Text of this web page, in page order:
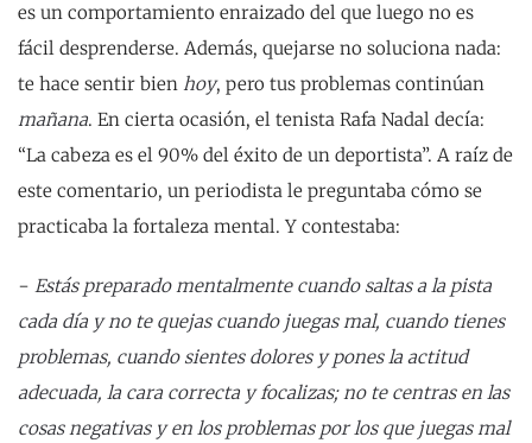
es un comportamiento enraizado del que luego no es
fácil desprenderse. Además, quejarse no soluciona nada:
te hace sentir bien hoy, pero tus problemas continúan
mañana. En cierta ocasión, el tenista Rafa Nadal decía:
“La cabeza es el 90% del éxito de un deportista”. A raíz de
este comentario, un periodista le preguntaba cómo se
practicaba la fortaleza mental. Y contestaba:
− Estás preparado mentalmente cuando saltas a la pista
cada día y no te quejas cuando juegas mal, cuando tienes
problemas, cuando sientes dolores y pones la actitud
adecuada, la cara correcta y focalizas; no te centras en las
cosas negativas y en los problemas por los que juegas mal